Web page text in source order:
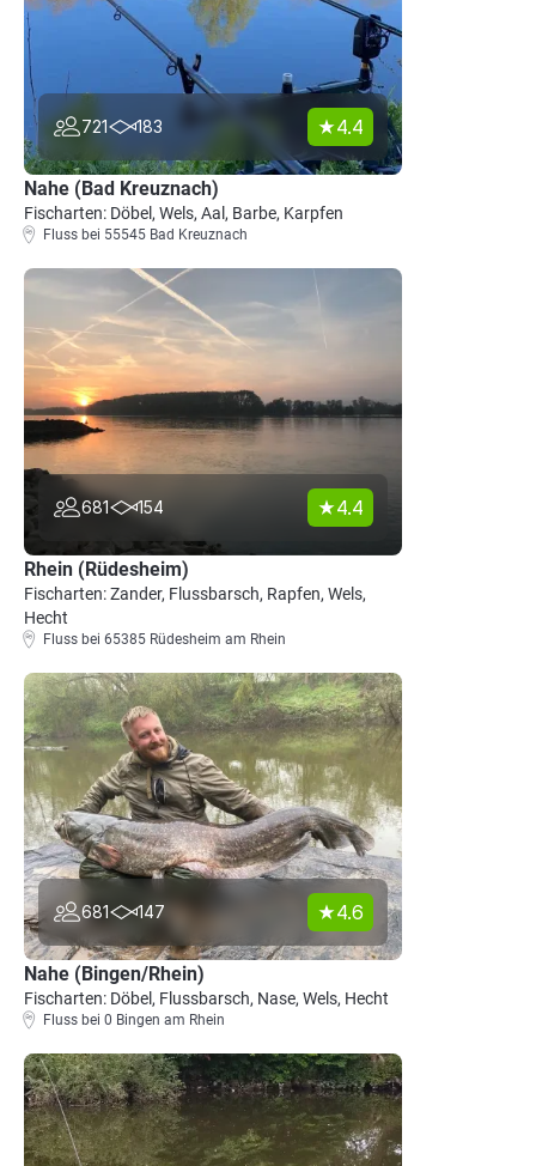
721 183 4.4
Nahe (Bad Kreuznach)
Fischarten: Döbel, Wels, Aal, Barbe, Karpfen
Fluss bei 55545 Bad Kreuznach
681 154 4.4
Rhein (Rüdesheim)
Fischarten: Zander, Flussbarsch, Rapfen, Wels,
Hecht
Fluss bei 65385 Rüdesheim am Rhein
681 147 4.6
Nahe (Bingen/Rhein)
Fischarten: Döbel, Flussbarsch, Nase, Wels, Hecht
Fluss bei 0 Bingen am Rhein